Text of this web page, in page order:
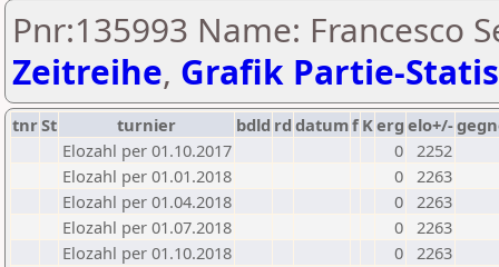
Pnr:135993 Name: Francesco
Zeitreihe, Grafik Partie-
tnrSt turnier bdld rd datumf Kerg elo+/-
Elozahl per 01.10.2017
0 2252
Elozahl per 01.01.2018
0 2263
Elozahl per 01.04.2018
0 2263
Elozahl per 01.07.2018
0 2263
Elozahl per 01.10.2018
0 2263